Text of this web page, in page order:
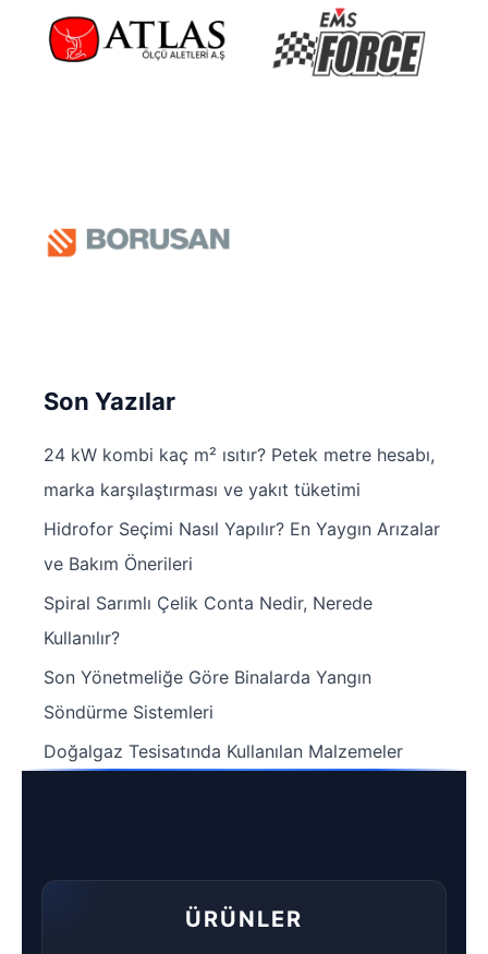
Son Yazılar
24 kW kombi kaç m² ısıtır? Petek metre hesabı,
marka karşılaştırması ve yakıt tüketimi
Hidrofor Seçimi Nasıl Yapılır? En Yaygın Arızalar
ve Bakım Önerileri
Spiral Sarımlı Çelik Conta Nedir, Nerede
Kullanılır?
Son Yönetmeliğe Göre Binalarda Yangın
Söndürme Sistemleri
Doğalgaz Tesisatında Kullanılan Malzemeler
ÜRÜNLER